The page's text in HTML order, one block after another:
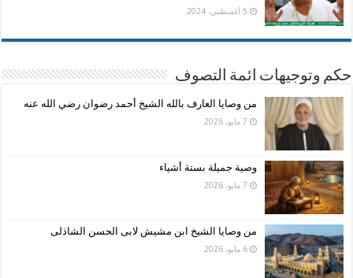
5 أغسطس، 2024
حكم وتوجيهات ائمة التصوف
من وصايا العارف بالله الشيخ أحمد رضوان رضي الله عنه
7 مايو، 2026
وصية جميلة بستة أشياء
7 مايو، 2026
من وصايا الشيخ ابن مشيش لابى الحسن الشاذلى
6 مايو، 2026